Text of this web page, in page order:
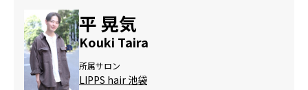
平 晃気
Kouki Taira
所属サロン
LIPPS hair 池袋